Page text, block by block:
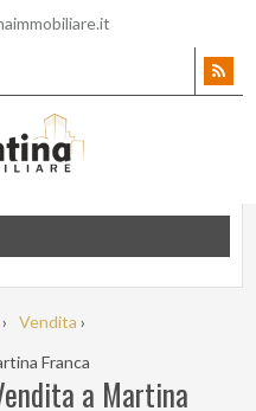
› Vendita ›
Franca
a Martina